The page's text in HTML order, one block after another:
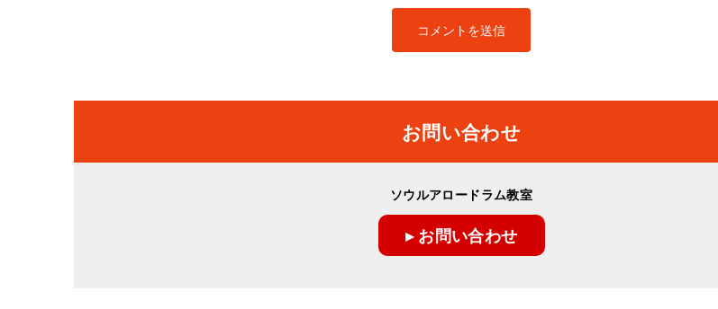
お問い合わせ
ソウルアロードラム教室
▸ お問い合わせ